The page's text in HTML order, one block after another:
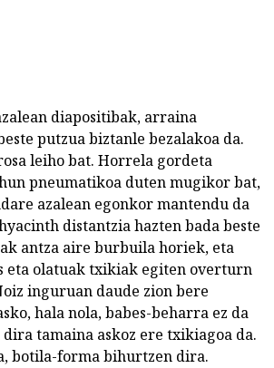
diapositibak, arraina
putzua biztanle bezalakoa da.
leiho bat. Horrela gordeta
pneumatikoa duten mugikor bat,
azalean egonkor mantendu da
distantzia hazten bada beste
antza aire burbuila horiek, eta
eta olatuak txikiak egiten overturn
inguruan daude zion bere
hala nola, babes-beharra ez da
tamaina askoz ere txikiagoa da.
botila-forma bihurtzen dira.